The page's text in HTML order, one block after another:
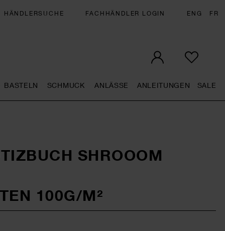
HÄNDLERSUCHE FACHHÄNDLER LOGIN ENG FR
BASTELN SCHMUCK ANLÄSSE ANLEITUNGEN SALE
SHROOOM
100G/M²